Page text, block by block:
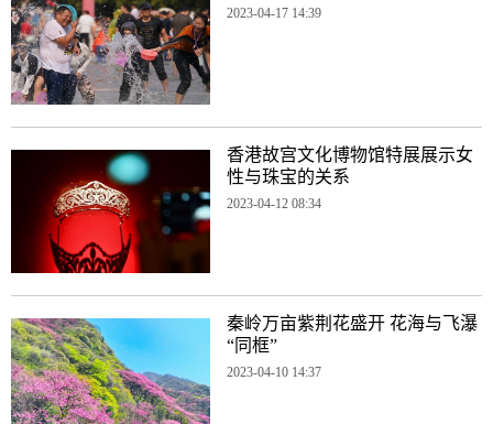
2023-04-17 14:39
香港故宫文化博物馆特展展示女
性与珠宝的关系
2023-04-12 08:34
秦岭万亩紫荆花盛开 花海与飞瀑
“同框”
2023-04-10 14:37